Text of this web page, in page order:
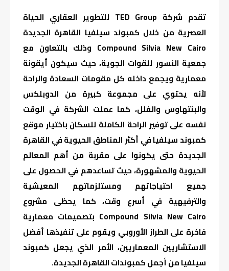
تقدم شركة TED Group للتطوير العقاري الحياة
العصرية من خلال كمبوند سيلفيا القاهرة الجديدة
Compound Silvia New Cairo وذلك بالتعاون مع
جمعية النسور للقوات الجوية، حيث سيكون أيقونة
معمارية ويجمع داخله كل مقومات السعادة والراحة
لأنه يحتوي على مجموعة كبيرة من الدوبلكس
والبنتهاوس والفلل، كما عملت الشركة في الوقت
نفسه على توفير الراحة الكاملة للسكان باختيار موقع
كمبوند سيلفيا في أكثر المناطق الحيوية في القاهرة
الجديدة حتى يكونوا على مقربة من أهم المعالم
الحيوية والمشهورة، حيث تساعدهم في الحصول على
جميع احتياجاتهم ومستلزماتهم المعيشية
والترفيهية في أسرع وقت، كما يحظى مشروع
Compound Silvia New Cairo بتصميمات معمارية
فاخرة على الطراز الأوروبي ويقوم على تنفيذها أفضل
الاستشاريين المعماريين، الأمر الذي يجعل كمبوند
سيلفيا من أجمل كمبوندات القاهرة الجديدة.